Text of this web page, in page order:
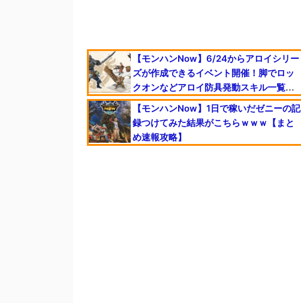
【モンハンNow】6/24からアロイシリー
ズが作成できるイベント開催！脚でロッ
クオンなどアロイ防具発動スキル一覧
【まとめ速報攻略】
【モンハンNow】1日で稼いだゼニーの記
録つけてみた結果がこちらｗｗｗ【まと
め速報攻略】